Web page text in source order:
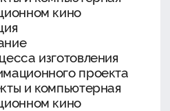
кино
изготовления
проекта
и компьютерная
кино